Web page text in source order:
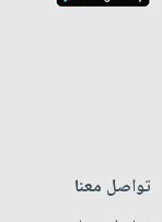
تواصل معنا